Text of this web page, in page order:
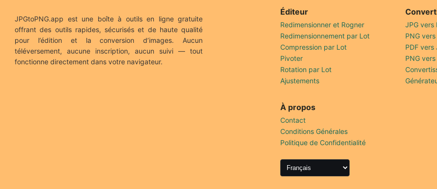
JPGtoPNG.app est une boîte à outils en ligne gratuite
offrant des outils rapides, sécurisés et de haute qualité
pour l’édition et la conversion d’images. Aucun
téléversement, aucune inscription, aucun suivi — tout
fonctionne directement dans votre navigateur.
Éditeur
Redimensionner et Rogner
Redimensionnement par Lot
Compression par Lot
Pivoter
Rotation par Lot
Ajustements
JPG vers
PNG vers
PDF vers
PNG vers
À propos
Contact
Conditions Générales
Politique de Confidentialité